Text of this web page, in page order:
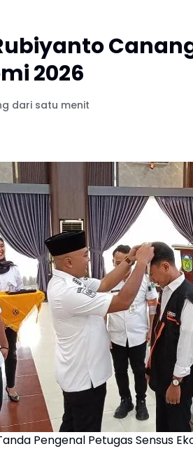
2026
dari satu menit
Pengenal Petugas Sensus